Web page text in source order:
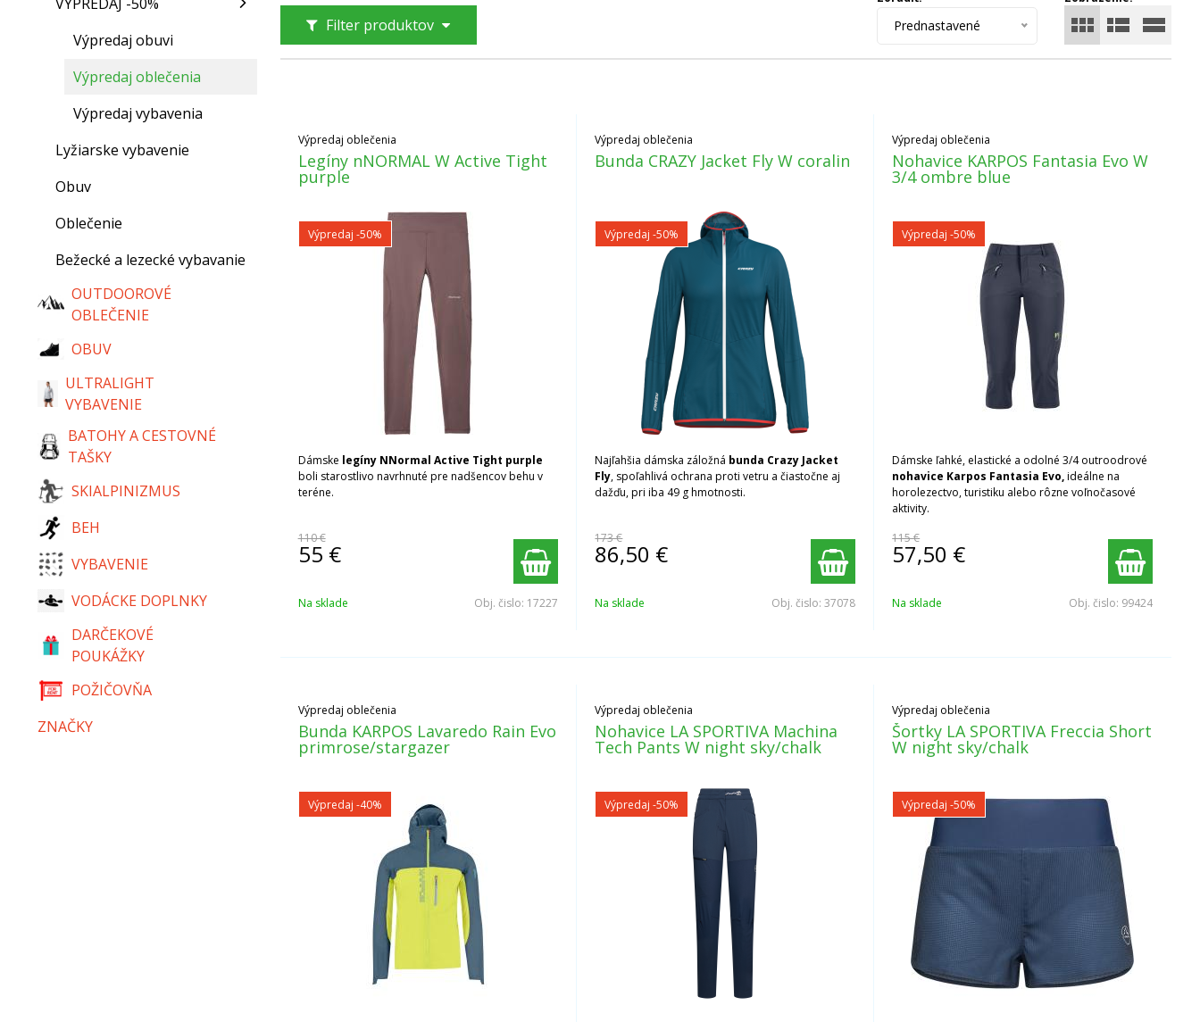
nad 50 € ZDARMA.
Filter produktov Prednastavené
Výpredaj oblečenia
Legíny nNORMAL W Active Tight
purple
Výpredaj -50%
Dámske legíny NNormal Active Tight purple
boli starostlivo navrhnuté pre nadšencov behu v
teréne.
110 €
55 €
Na sklade Obj. čislo: 17227
Výpredaj oblečenia
Bunda CRAZY Jacket Fly W coralin
Výpredaj-50%
Najľahšia dámska záložná bunda Crazy Jacket
Fly, spoľahlivá ochrana proti vetru a čiastočne aj
dažďu, pri iba 49 g hmotnosti.
173 €
86,50 €
Na sklade Obj. čislo:37078
Výpredaj oblečenia
Nohavice KARPOS Fantasia Evo W
3/4 ombre blue
Výpredaj-50%
Dámske ľahké, elastické a odolné 3/4 outroodrové
nohavice Karpos Fantasia Evo,ideálne na
horolezectvo, turistiku alebo rôzne voľnočasové
aktivity.
115 €
57,50 €
Na sklade Obj. čislo: 99424
Výpredaj oblečenia
Bunda KARPOS Lavaredo Rain Evo
primrose/stargazer
Výpredaj -40%
Výpredaj oblečenia
Nohavice LA SPORTIVA Machina
Tech Pants W night sky/chalk
Výpredaj-50%
Výpredaj oblečenia
Šortky LA SPORTIVA Freccia Short
W night sky/chalk
Výpredaj-50%
Výpredaj obuvi
Výpredaj oblečenia
Výpredaj vybavenia
Lyžiarske vybavenie
Obuv
Oblečenie
Bežecké a lezecké vybavanie
OUTDOOROVÉ
OBLEČENIE
OBUV
ULTRALIGHT
VYBAVENIE
BATOHY A CESTOVNÉ
TAŠKY
SKIALPINIZMUS
BEH
VYBAVENIE
VODÁCKE DOPLNKY
DARČEKOVÉ
POUKÁŽKY
POŽIČOVŇA
ZNAČKY